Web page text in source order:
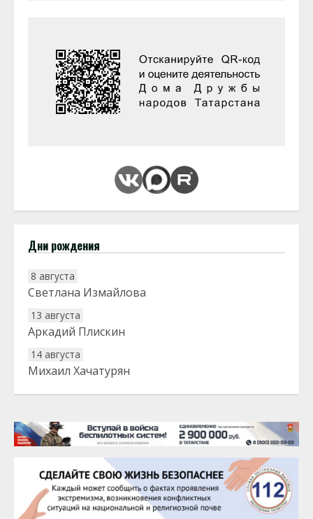
Дни рождения
8 августа
Светлана Измайлова
13 августа
Аркадий Плискин
14 августа
Михаил Хачатурян
20 августа
22 августа
Евгений Ефимов
25 августа
Сэсэгма Бубеева
28 августа